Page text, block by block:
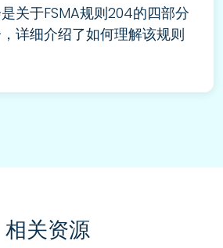
关于FSMA规则204的四部分
详细介绍了如何理解该规则
相关资源